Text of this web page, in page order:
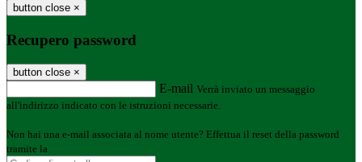
button close ×
Recupero password
button close ×
E-mail Verrà inviato un messaggio
all'indirizzo indicato con le istruzioni necessarie.
Non hai una e-mail associata al nome utente? Effettua il reset della password
tramite la